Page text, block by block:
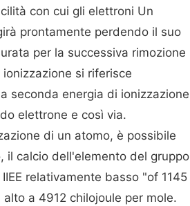
con cui gli elettroni Un
prontamente perdendo il suo
per la successiva rimozione
si riferisce
seconda energia di ionizzazione
elettrone e così via.
di un atomo, è possibile
il calcio dell'elemento del gruppo
relativamente basso "of 1145
a 4912 chilojoule per mole.